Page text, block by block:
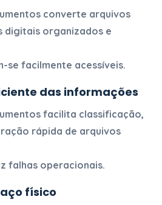
converte arquivos
digitais organizados e
se facilmente acessíveis.
das informações
facilita classificação,
rápida de arquivos
falhas operacionais.
físico